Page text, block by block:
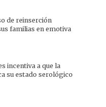
de reinserción
familias en emotiva
incentiva a que la
su estado serológico